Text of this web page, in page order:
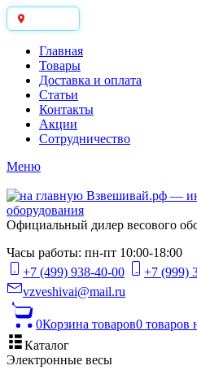
Главная
Товары
Доставка и оплата
Статьи
Контакты
Акции
Сотрудничество
Меню
Официальный дилер весового
Часы работы: пн-пт 10:00-18:00
+7 (499) 938-40-00
+7 (999)
vzveshivai@mail.ru
0Корзина товаров0 товаров
Каталог
Электронные весы